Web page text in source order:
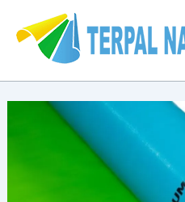
konten
navigation